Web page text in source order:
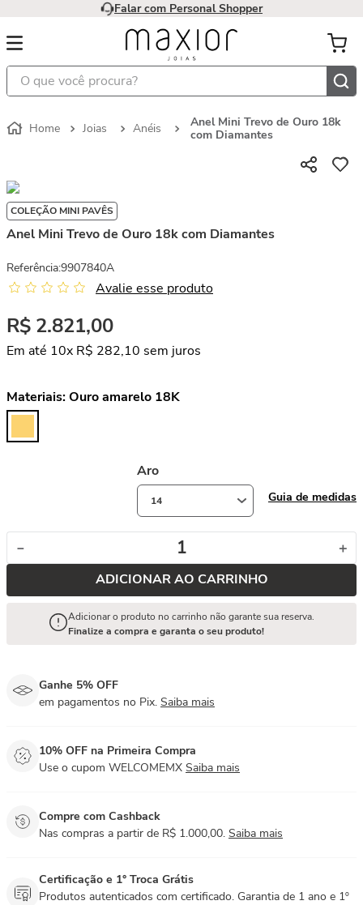
Falar com Personal Shopper
O que você procura?
Joias Anéis
Anel Mini Trevo de Ouro 18k
com Diamantes
COLEÇÃO MINI PAVÊS
Anel Mini Trevo de Ouro 18k com Diamantes
Referência:9907840A
Avalie esse produto
R$ 2.821,00
Em até 10x R$ 282,10 sem juros
Materiais:Ouro amarelo 18K
Guia de medidas
Aro
14
＋
－
ADICIONAR AO CARRINHO
Adicionar o produto no carrinho não garante sua reserva.
Finalize a compra e garanta o seu produto!
Ganhe 5% OFF
em pagamentos no Pix. Saiba mais
10% OFF na Primeira Compra
Use o cupom WELCOMEMX Saiba mais
Compre com Cashback
Nas compras a partir de R$ 1.000,00. Saiba mais
Certificação e 1° Troca Grátis
Produtos autenticados com certificado. Garantia de 1 ano e 1º